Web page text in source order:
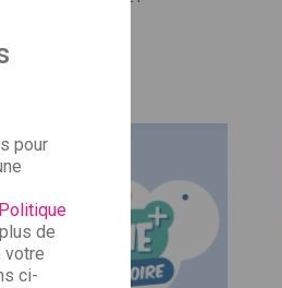
pour
Politique
de
votre
ci-
vous à notre newsletter pour
infos sur nos nouveautés !
ce n'est pas toutes les
faut pour vous tenir au
qu’il se passe chez nous.
de votre secteur